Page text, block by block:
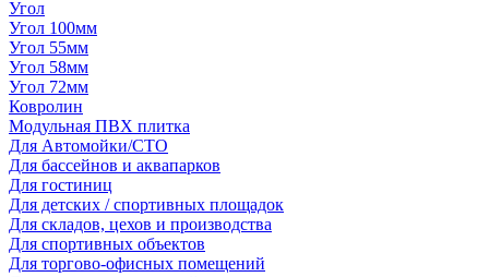
Угол
Угол 100мм
Угол 55мм
Угол 58мм
Угол 72мм
Ковролин
Модульная ПВХ плитка
Для Автомойки/СТО
Для бассейнов и аквапарков
Для гостиниц
Для детских / спортивных площадок
Для складов, цехов и производства
Для спортивных объектов
Для торгово-офисных помещений